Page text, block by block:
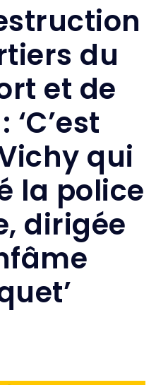
du
et de
‘C’est
qui
la police
dirigée